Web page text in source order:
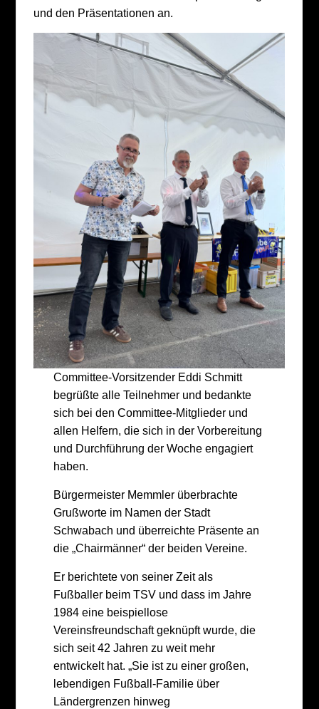
und den Präsentationen an.
Committee-Vorsitzender Eddi Schmitt
begrüßte alle Teilnehmer und bedankte
sich bei den Committee-Mitglieder und
allen Helfern, die sich in der Vorbereitung
und Durchführung der Woche engagiert
haben.
Bürgermeister Memmler überbrachte
Grußworte im Namen der Stadt
Schwabach und überreichte Präsente an
die „Chairmänner“ der beiden Vereine.
Er berichtete von seiner Zeit als
Fußballer beim TSV und dass im Jahre
1984 eine beispiellose
Vereinsfreundschaft geknüpft wurde, die
sich seit 42 Jahren zu weit mehr
entwickelt hat. „Sie ist zu einer großen,
lebendigen Fußball-Familie über
Ländergrenzen hinweg